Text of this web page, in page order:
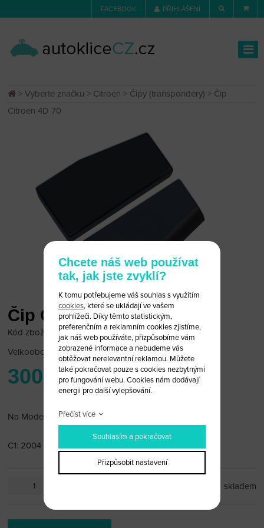
FACEBOOK PŘIHLÁŠENÍ
>Vyberte značku > Citroen > Čipy (transpondery) > Čip
Citroen 4D 70
Čip Citroen 4D 70
Kód zboží: Citroen 4D/70
Velkoobchodní cena:po přihlášení
300 Kč
Na Modely:
C1: 2004
skladem
Chcete náš web používat
tak, jak jste zvyklí?
K tomu potřebujeme váš souhlas s využitím
cookies, které se ukládají ve vašem
prohlížeči. Díky těmto statistickým,
preferenčním a reklamním cookies zjistíme,
jak náš web používáte, přizpůsobíme vám
zobrazené informace a nebudeme vás
obtěžovat nerelevantní reklamou. Můžete
také pokračovat pouze s cookies nezbytnými
pro fungování webu. Cookies nám dodávají
energii pro další vylepšování.
Přečíst více
Souhlasím a pokračovat
Přizpůsobit nastavení